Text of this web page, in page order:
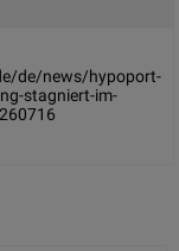
de/news/hypoport-
stagniert-im-